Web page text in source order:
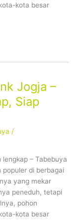
kota besar
Jogja –
Siap
/
– Tabebuya
populer di berbagai
yang mekar
peneduh, tetapi
pohon
kota besar